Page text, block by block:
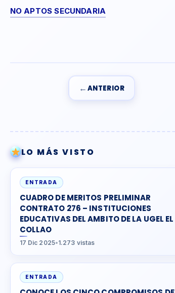
NO APTOS SECUNDARIA
← ANTERIOR
LO MÁS VISTO
ENTRADA
CUADRO DE MERITOS PRELIMINAR
CONTRATO 276 – INSTITUCIONES
EDUCATIVAS DEL AMBITO DE LA UGEL EL
COLLAO
17 Dic 2025•1.273 vistas
ENTRADA